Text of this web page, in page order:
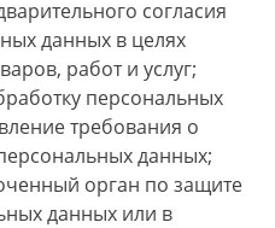
согласия
данных в целях
работ и услуг;
персональных
требования о
данных;
орган по защите
данных или в